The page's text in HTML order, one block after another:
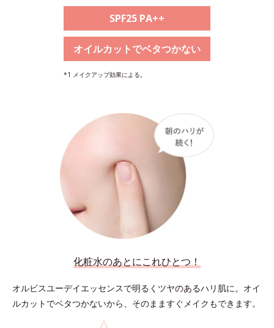
SPF25 PA++
オイルカットでベタつかない
*1 メイクアップ効果による。
化粧水のあとにこれひとつ！
オルビスユーデイエッセンスで明るくツヤのあるハリ肌に。 オイ
ルカットでベタつかないから、そのまますぐメイクもできます。